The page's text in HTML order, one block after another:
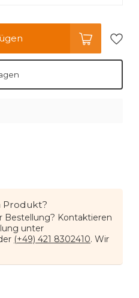
Produkt?
Bestellung? Kontaktieren
unter
(+49) 421 8302410. Wir